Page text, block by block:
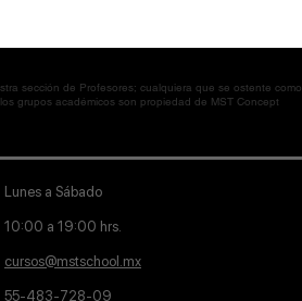
sección de Profesores; cualquiera que se ostente como
grupos académicos son propiedad de MST Concept
Lunes a Sábado
10:00 a 19:00 hrs.
cursos@mstschool.mx
55-483-728-09